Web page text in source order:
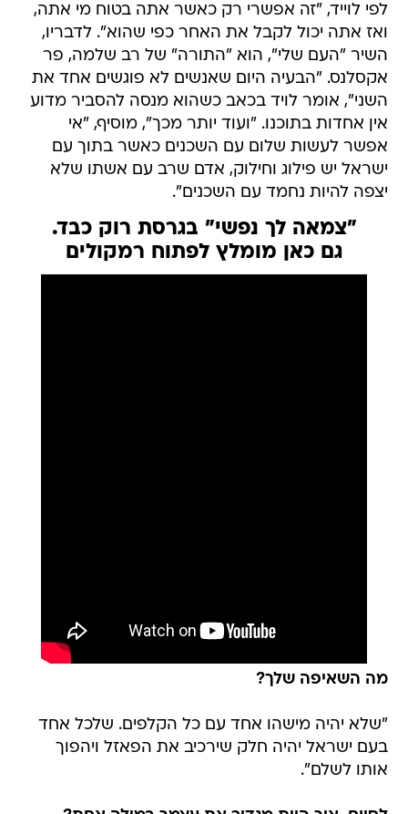
לפי לוייד, "זה אפשרי רק כאשר אתה בטוח מי אתה,
ואז אתה יכול לקבל את האחר כפי שהוא". לדבריו,
השיר "העם שלי", הוא "התורה" של רב שלמה, פר
אקסלנס. "הבעיה היום שאנשים לא פוגשים אחד את
השני", אומר לויד בכאב כשהוא מנסה להסביר מדוע
אין אחדות בתוכנו. "ועוד יותר מכך", מוסיף, "אי
אפשר לעשות שלום עם השכנים כאשר בתוך עם
ישראל יש פילוג וחילוק, אדם שרב עם אשתו שלא
יצפה להיות נחמד עם השכנים".
"צמאה לך נפשי" בגרסת רוק כבד.
גם כאן מומלץ לפתוח רמקולים
מה השאיפה שלך?
"שלא יהיה מישהו אחד עם כל הקלפים. שלכל אחד
בעם ישראל יהיה חלק שירכיב את הפאזל ויהפוך
אותו לשלם".